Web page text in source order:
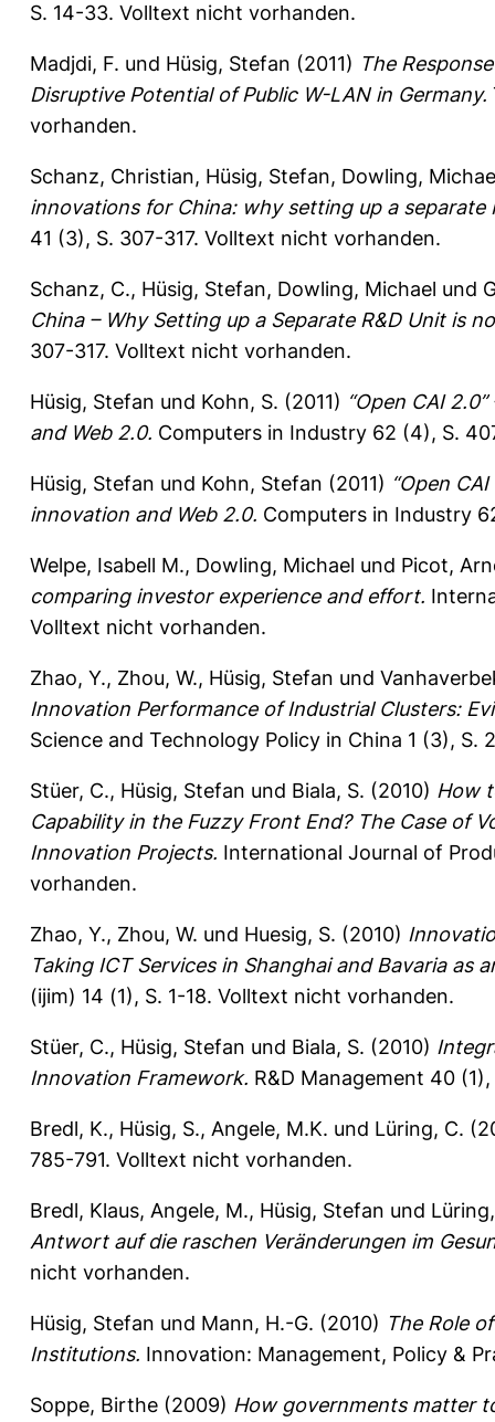
S. 14-33. Volltext nicht vorhanden.
Madjdi, F. und Hüsig, Stefan (2011) The
Disruptive Potential of Public W-LAN in Germany.
vorhanden.
Schanz, Christian, Hüsig, Stefan, Dowling,
innovations for China: why setting up a
41 (3), S. 307-317. Volltext nicht vorhanden.
Schanz, C., Hüsig, Stefan, Dowling, Michael und
China – Why Setting up a Separate R&D Unit is
307-317. Volltext nicht vorhanden.
Hüsig, Stefan und Kohn, S. (2011) “Open CAI
and Web 2.0. Computers in Industry 62 (4), S.
Hüsig, Stefan und Kohn, Stefan (2011) “Open
innovation and Web 2.0. Computers in Industry
Welpe, Isabell M., Dowling, Michael und Picot,
comparing investor experience and effort.
Volltext nicht vorhanden.
Zhao, Y., Zhou, W., Hüsig, Stefan und
Innovation Performance of Industrial Clusters:
Science and Technology Policy in China 1 (3), S.
Stüer, C., Hüsig, Stefan und Biala, S. (2010) How
Capability in the Fuzzy Front End? The Case of
Innovation Projects. International Journal of
vorhanden.
Zhao, Y., Zhou, W. und Huesig, S. (2010)
Taking ICT Services in Shanghai and Bavaria as
(ijim) 14 (1), S. 1-18. Volltext nicht vorhanden.
Stüer, C., Hüsig, Stefan und Biala, S. (2010)
Innovation Framework. R&D Management 40
Bredl, K., Hüsig, S., Angele, M.K. und Lüring, C.
785-791. Volltext nicht vorhanden.
Bredl, Klaus, Angele, M., Hüsig, Stefan und
Antwort auf die raschen Veränderungen im
nicht vorhanden.
Hüsig, Stefan und Mann, H.-G. (2010) The Role
Institutions. Innovation: Management, Policy &
Soppe, Birthe (2009) How governments matter